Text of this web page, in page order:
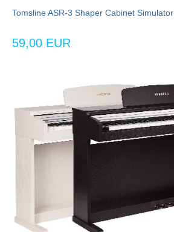
Tomsline ASR-3 Shaper Cabinet Simulator
59,00 EUR